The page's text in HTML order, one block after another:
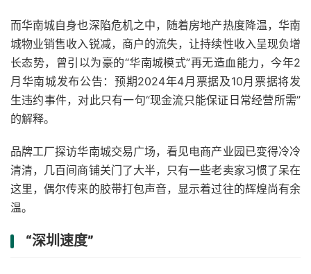
而华南城自身也深陷危机之中，随着房地产热度降温，华南
城物业销售收入锐减，商户的流失，让持续性收入呈现负增
长态势，曾引以为豪的“华南城模式”再无造血能力，今年2
月华南城发布公告：预期2024年4月票据及10月票据将发
生违约事件，对此只有一句“现金流只能保证日常经营所需”
的解释。
品牌工厂探访华南城交易广场，看见电商产业园已变得冷冷
清清，几百间商铺关门了大半，只有一些老卖家习惯了呆在
这里，偶尔传来的胶带打包声音，显示着过往的辉煌尚有余
温。
“深圳速度”